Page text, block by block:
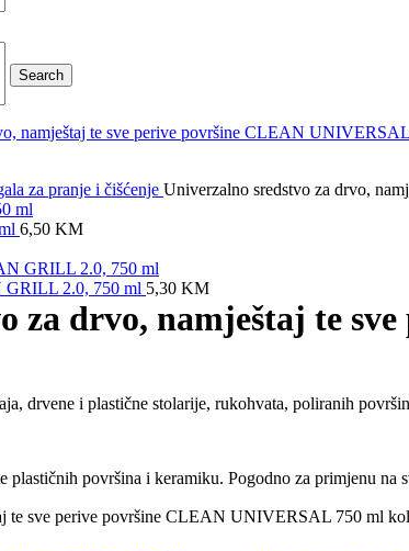
Search
za pranje i čišćenje Univerzalno sredstvo za drvo,
6,50 KM
GRILL 2.0, 750 ml 5,30 KM
za drvo, namještaj te
drvene i plastične stolarije, rukohvata, poliranih
plastičnih površina i keramiku. Pogodno za primjenu
te sve perive površine CLEAN UNIVERSAL 750 ml